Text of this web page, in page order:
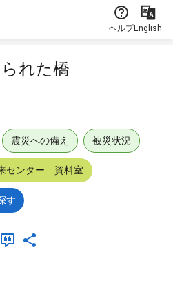
ヘルプEnglish
れた橋
震災への備え 被災状況
センター 資料室
す